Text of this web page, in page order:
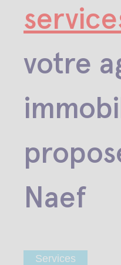
votre
Naef
Services